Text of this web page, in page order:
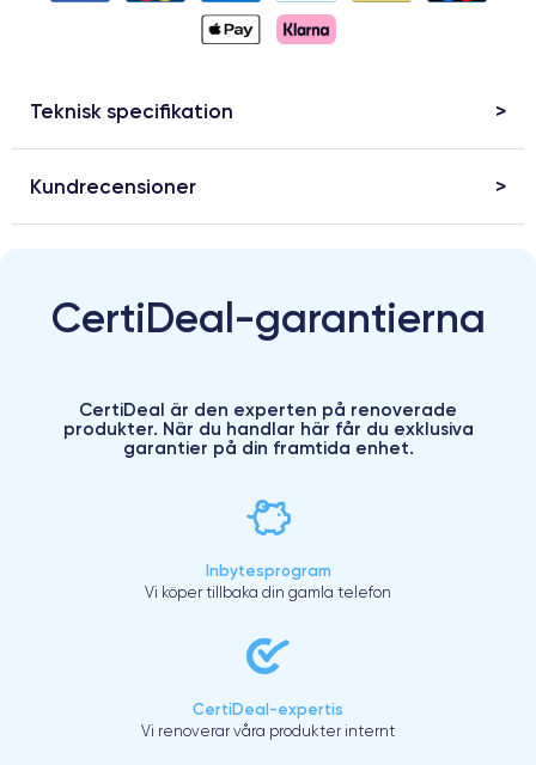
Teknisk specifikation
Kundrecensioner
CertiDeal-garantierna
CertiDeal är den experten på renoverade
produkter. När du handlar här får du exklusiva
garantier på din framtida enhet.
Inbytesprogram
Vi köper tillbaka din gamla telefon
CertiDeal-expertis
Vi renoverar våra produkter internt